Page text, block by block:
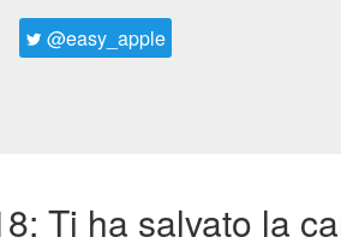
@easy_apple
Ti ha salvato la